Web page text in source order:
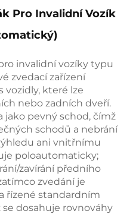
Pro Invalidní Vozík
invalidní vozíky typu
zvedací zařízení
vozidly, které lze
nebo zadních dveří.
jako pevný schod, čímž
schodů a nebrání
ani vnitřnímu
poloautomaticky;
zavírání předního
zvedání je
řízené standardním
dosahuje rovnováhy